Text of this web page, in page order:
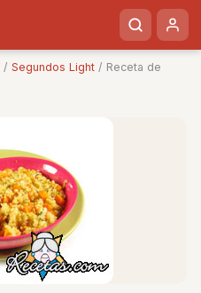
/ Segundos Light / Receta de